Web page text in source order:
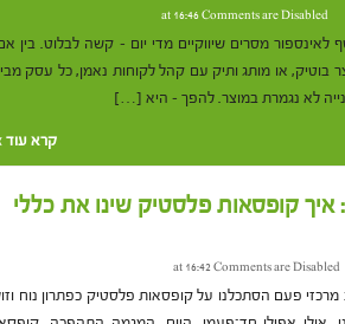
Comments are Disabled
לאינספור מסרים שיווקיים מדי יום – קשה לבלוט. בין
בוטיק, או מותג ותיק עם קהל לקוחות נאמן, כל עסק
לא נגמרת במוצר. להפך – היא […]
קרא עוד
קופסאות פלסטיק שינו את כללי
Comments are Disabled
מרכזי פעם הסתכלנו על קופסאות פלסטיק כפתרון נוח